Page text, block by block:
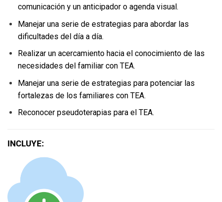
comunicación y un anticipador o agenda visual.
Manejar una serie de estrategias para abordar las
dificultades del día a día.
Realizar un acercamiento hacia el conocimiento de las
necesidades del familiar con TEA.
Manejar una serie de estrategias para potenciar las
fortalezas de los familiares con TEA.
Reconocer pseudoterapias para el TEA.
INCLUYE: